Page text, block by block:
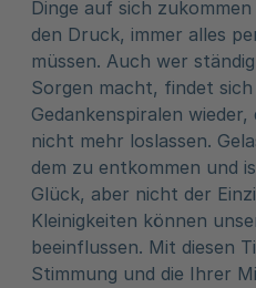
Dinge auf sich
den Druck, immer alles
müssen. Auch wer
Sorgen macht, findet
Gedankenspiralen
nicht mehr loslassen.
dem zu entkommen und
Glück, aber nicht der
Kleinigkeiten können
beeinflussen. Mit diesen
Stimmung und die Ihrer